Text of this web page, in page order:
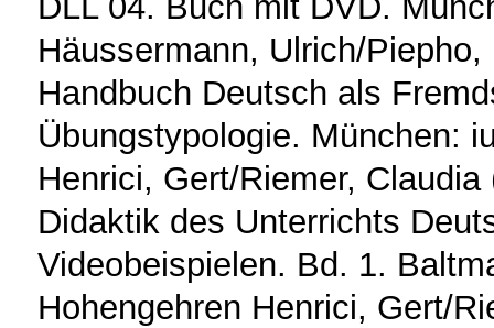
Häussermann, Ulrich/
Handbuch Deutsch als
Übungstypologie. München:
Henrici, Gert/Riemer,
Didaktik des Unterrichts
Videobeispielen. Bd. 1.
Hohengehren Henrici, Gert/